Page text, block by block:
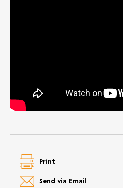
Send via Email
Print